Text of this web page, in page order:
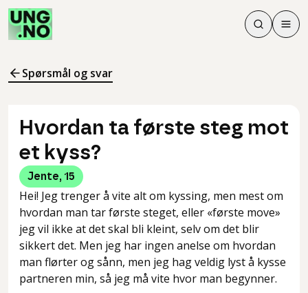
Søk
Søk
Meny
Spørsmål og svar
Hvordan ta første steg mot
et kyss?
Jente, 15
Hei! Jeg trenger å vite alt om kyssing, men mest om
hvordan man tar første steget, eller «første move»
jeg vil ikke at det skal bli kleint, selv om det blir
sikkert det. Men jeg har ingen anelse om hvordan
man flørter og sånn, men jeg hag veldig lyst å kysse
partneren min, så jeg må vite hvor man begynner.